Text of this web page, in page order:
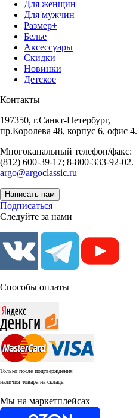
Для женщин
Для мужчин
Размер+
Белье
Аксессуары
Скидки
Новинки
Детское
Контакты
197350, г.Санкт-Петербург,
пр.Королева 48, корпус 6, офис 4.
Многоканальный телефон/факс:
(812) 600-39-17; 8-800-333-92-02.
argo@argoclassic.ru
Написать нам
Подписаться
Следуйте за нами
Способы оплаты
Только после подтверждения
наличия товара на складе.
Мы на маркетплейсах